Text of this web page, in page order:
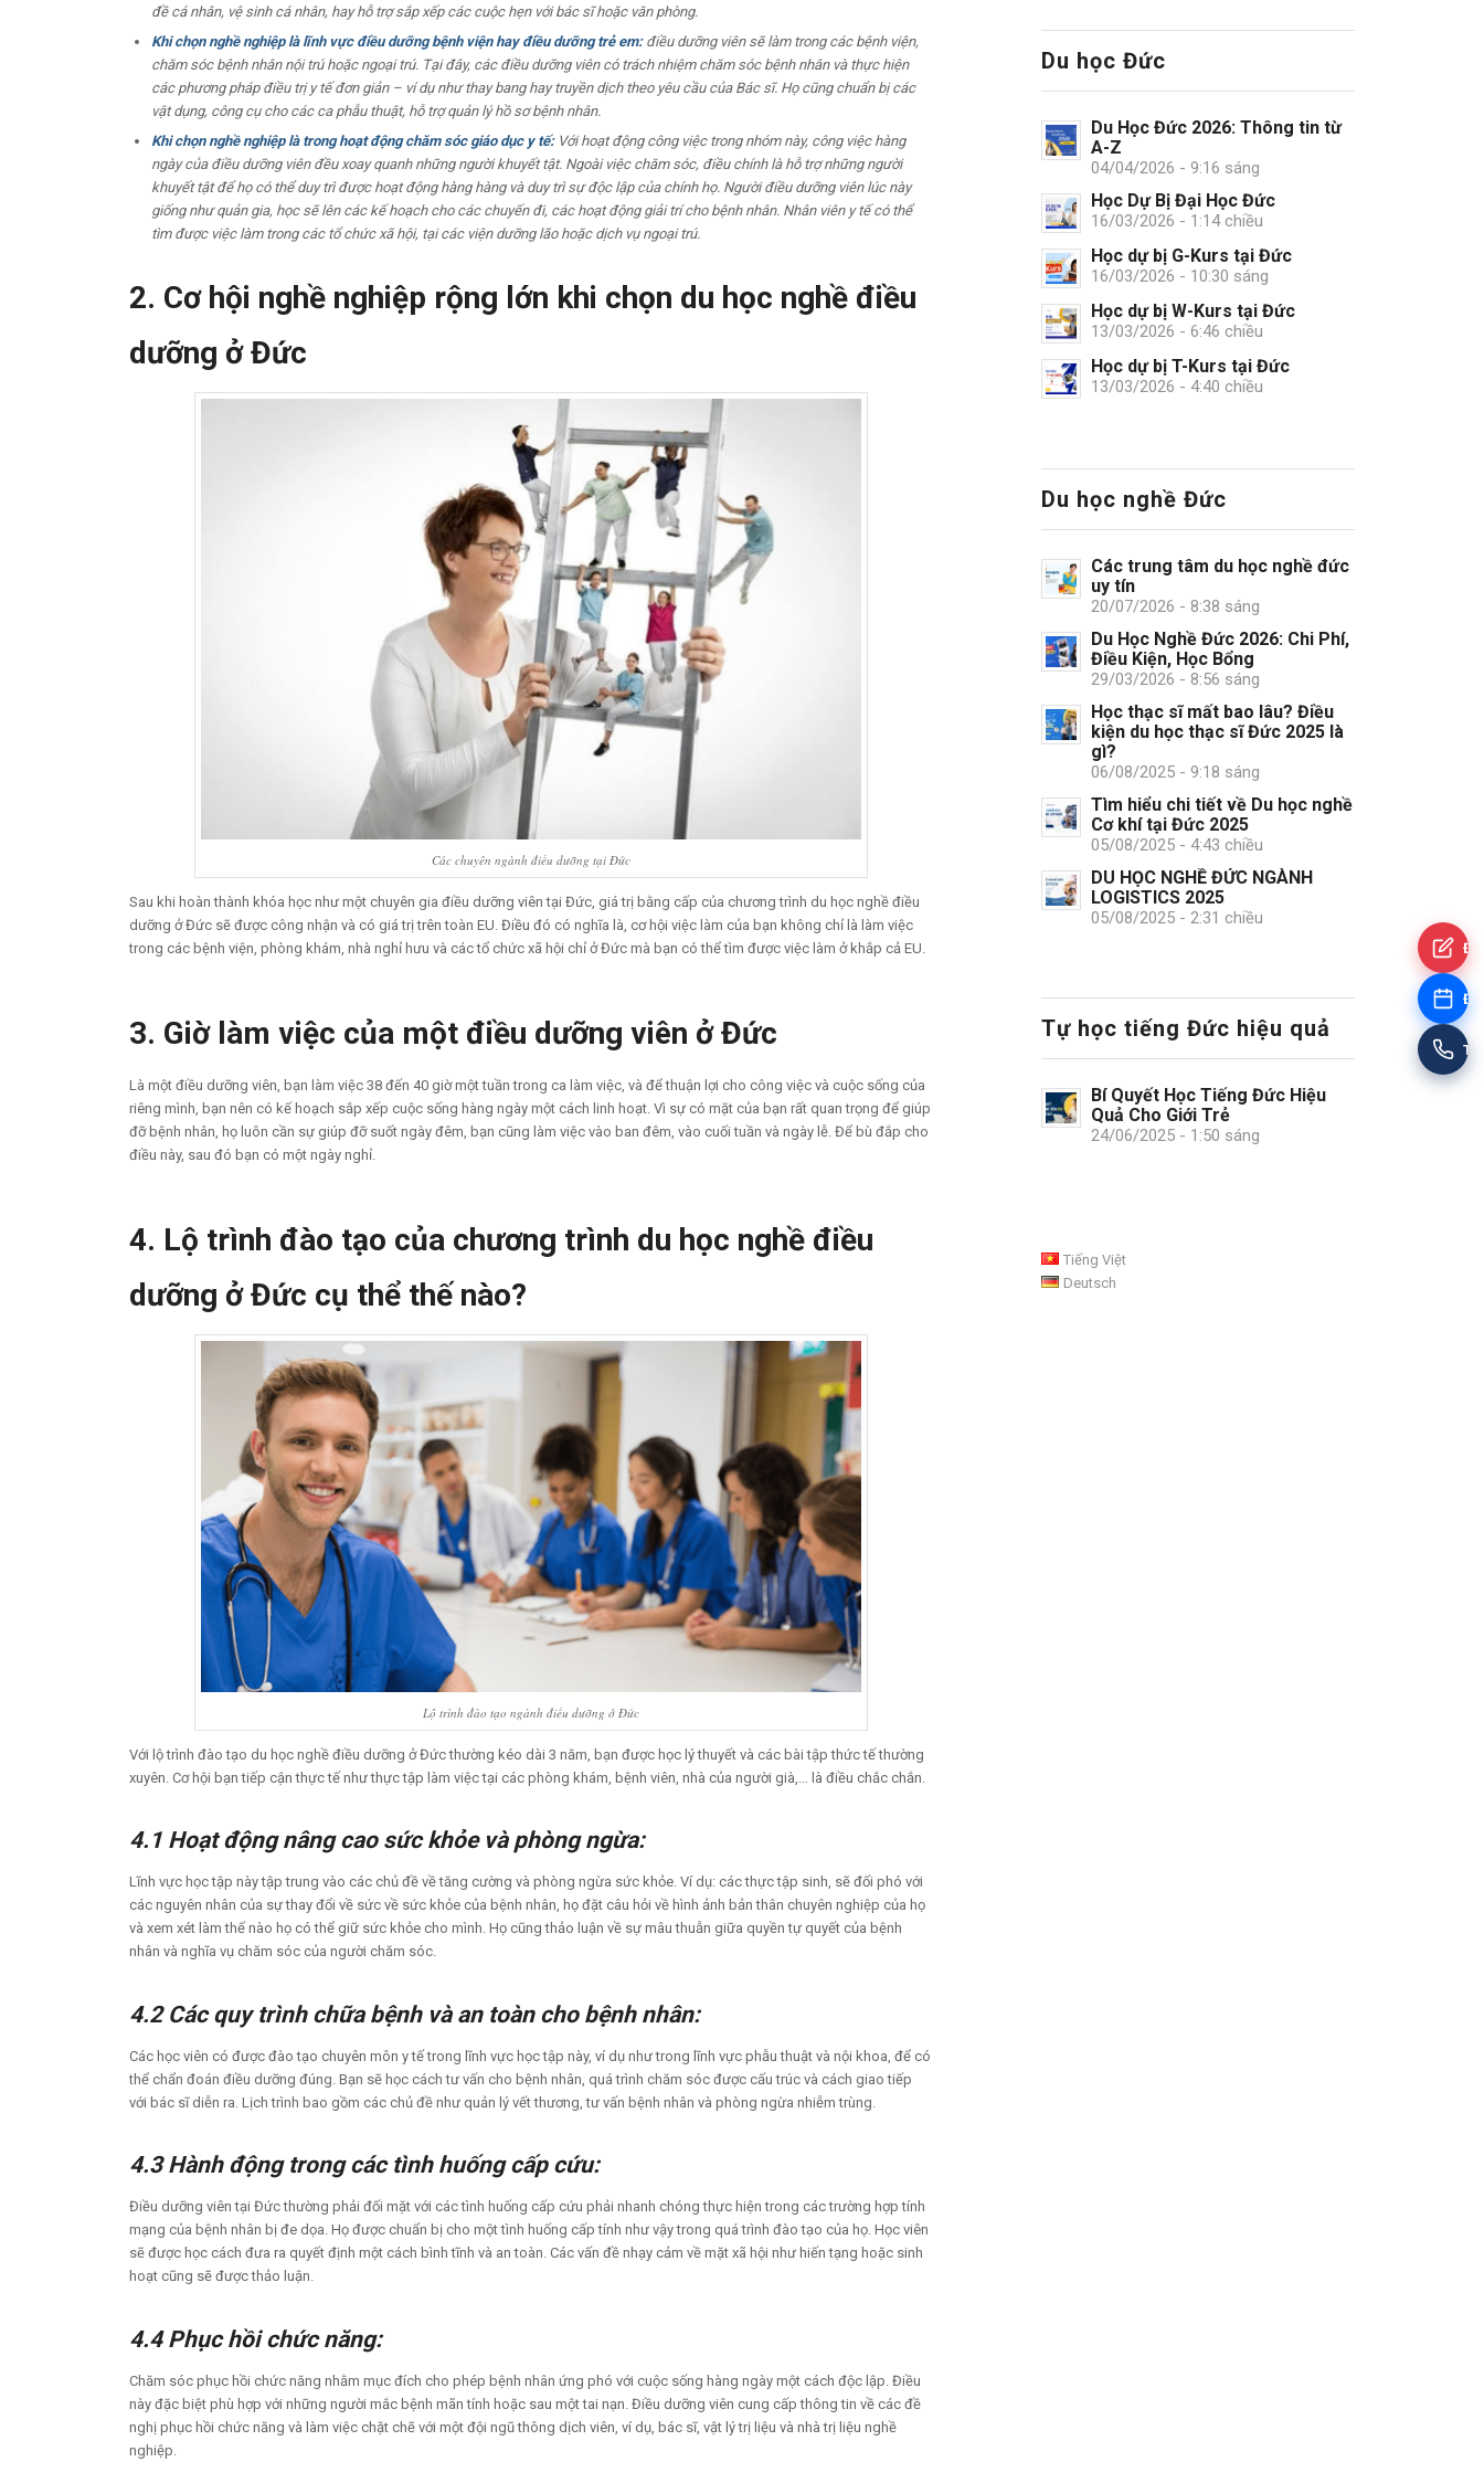
đề cá nhân, vệ sinh cá nhân, hay hỗ trợ sắp xếp các cuộc hẹn với bác sĩ hoặc văn phòng.
Khi chọn nghề nghiệp là lĩnh vực điều dưỡng bệnh viện hay điều dưỡng trẻ em:điều dưỡng viên sẽ làm trong các bệnh viện,
chăm sóc bệnh nhân nội trú hoặc ngoại trú. Tại đây, các điều dưỡng viên có trách nhiệm chăm sóc bệnh nhân và thực hiện
các phương pháp điều trị y tế đơn giản – ví dụ như thay bang hay truyền dịch theo yêu cầu của Bác sĩ. Họ cũng chuẩn bị các
vật dụng, công cụ cho các ca phẫu thuật, hỗ trợ quản lý hồ sơ bệnh nhân.
Khi chọn nghề nghiệp là trong hoạt động chăm sóc giáo dục y tế: Với hoạt động công việc trong nhóm này, công việc hàng
ngày của điều dưỡng viên đều xoay quanh những người khuyết tật. Ngoài việc chăm sóc, điều chính là hỗ trợ những người
khuyết tật để họ có thể duy trì được hoạt động hàng hàng và duy trì sự độc lập của chính họ. Người điều dưỡng viên lúc này
giống như quản gia, học sẽ lên các kế hoạch cho các chuyến đi, các hoạt động giải trí cho bệnh nhân. Nhân viên y tế có thể
tìm được việc làm trong các tổ chức xã hội, tại các viện dưỡng lão hoặc dịch vụ ngoại trú.
2. Cơ hội nghề nghiệp rộng lớn khi chọn du học nghề điều
dưỡng ở Đức
Các chuyên ngành điều dưỡng tại Đức
Sau khi hoàn thành khóa học như một chuyên gia điều dưỡng viên tại Đức, giá trị bằng cấp của chương trình du học nghề điều
dưỡng ở Đức sẽ được công nhận và có giá trị trên toàn EU. Điều đó có nghĩa là, cơ hội việc làm của bạn không chỉ là làm việc
trong các bệnh viện, phòng khám, nhà nghỉ hưu và các tổ chức xã hội chỉ ở Đức mà bạn có thể tìm được việc làm ở khắp cả EU.
3. Giờ làm việc của một điều dưỡng viên ở Đức
Là một điều dưỡng viên, bạn làm việc 38 đến 40 giờ một tuần trong ca làm việc, và để thuận lợi cho công việc và cuộc sống của
riêng mình, bạn nên có kế hoạch sắp xếp cuộc sống hàng ngày một cách linh hoạt. Vì sự có mặt của bạn rất quan trọng để giúp
đỡ bệnh nhân, họ luôn cần sự giúp đỡ suốt ngày đêm, bạn cũng làm việc vào ban đêm, vào cuối tuần và ngày lễ. Để bù đắp cho
điều này, sau đó bạn có một ngày nghỉ.
4. Lộ trình đào tạo của chương trình du học nghề điều
dưỡng ở Đức cụ thể thế nào?
Lộ trình đào tạo ngành điều dưỡng ở Đức
Với lộ trình đào tạo du học nghề điều dưỡng ở Đức thường kéo dài 3 năm, bạn được học lý thuyết và các bài tập thức tế thường
xuyên. Cơ hội bạn tiếp cận thực tế như thực tập làm việc tại các phòng khám, bệnh viên, nhà của người già,… là điều chắc chắn.
4.1 Hoạt động nâng cao sức khỏe và phòng ngừa:
Lĩnh vực học tập này tập trung vào các chủ đề về tăng cường và phòng ngừa sức khỏe. Ví dụ: các thực tập sinh, sẽ đối phó với
các nguyên nhân của sự thay đổi về sức về sức khỏe của bệnh nhân, họ đặt câu hỏi về hình ảnh bản thân chuyên nghiệp của họ
và xem xét làm thế nào họ có thể giữ sức khỏe cho mình. Họ cũng thảo luận về sự mâu thuẫn giữa quyền tự quyết của bệnh
nhân và nghĩa vụ chăm sóc của người chăm sóc.
4.2 Các quy trình chữa bệnh và an toàn cho bệnh nhân:
Các học viên có được đào tạo chuyên môn y tế trong lĩnh vực học tập này, ví dụ như trong lĩnh vực phẫu thuật và nội khoa, để có
thể chẩn đoán điều dưỡng đúng. Bạn sẽ học cách tư vấn cho bệnh nhân, quá trình chăm sóc được cấu trúc và cách giao tiếp
với bác sĩ diễn ra. Lịch trình bao gồm các chủ đề như quản lý vết thương, tư vấn bệnh nhân và phòng ngừa nhiễm trùng.
4.3 Hành động trong các tình huống cấp cứu:
Điều dưỡng viên tại Đức thường phải đối mặt với các tình huống cấp cứu phải nhanh chóng thực hiện trong các trường hợp tính
mạng của bệnh nhân bị đe dọa. Họ được chuẩn bị cho một tình huống cấp tính như vậy trong quá trình đào tạo của họ. Học viên
sẽ được học cách đưa ra quyết định một cách bình tĩnh và an toàn. Các vấn đề nhạy cảm về mặt xã hội như hiến tạng hoặc sinh
hoạt cũng sẽ được thảo luận.
4.4 Phục hồi chức năng:
Chăm sóc phục hồi chức năng nhằm mục đích cho phép bệnh nhân ứng phó với cuộc sống hàng ngày một cách độc lập. Điều
này đặc biệt phù hợp với những người mắc bệnh mãn tính hoặc sau một tai nạn. Điều dưỡng viên cung cấp thông tin về các đề
nghị phục hồi chức năng và làm việc chặt chẽ với một đội ngũ thông dịch viên, ví dụ, bác sĩ, vật lý trị liệu và nhà trị liệu nghề
nghiệp.
Du học Đức
Du Học Đức 2026: Thông tin từ
A-Z
04/04/2026 - 9:16 sáng
Học Dự Bị Đại Học Đức
16/03/2026 - 1:14 chiều
Học dự bị G-Kurs tại Đức
16/03/2026 - 10:30 sáng
Học dự bị W-Kurs tại Đức
13/03/2026 - 6:46 chiều
Học dự bị T-Kurs tại Đức
13/03/2026 - 4:40 chiều
Du học nghề Đức
Các trung tâm du học nghề đức
uy tín
20/07/2026 - 8:38 sáng
Du Học Nghề Đức 2026: Chi Phí,
Điều Kiện, Học Bổng
29/03/2026 - 8:56 sáng
Học thạc sĩ mất bao lâu? Điều
kiện du học thạc sĩ Đức 2025 là
gì?
06/08/2025 - 9:18 sáng
Tìm hiểu chi tiết về Du học nghề
Cơ khí tại Đức 2025
05/08/2025 - 4:43 chiều
DU HỌC NGHỀ ĐỨC NGÀNH
LOGISTICS 2025
05/08/2025 - 2:31 chiều
Tự học tiếng Đức hiệu quả
Bí Quyết Học Tiếng Đức Hiệu
Quả Cho Giới Trẻ
24/06/2025 - 1:50 sáng
Tiếng Việt
Deutsch
Tư